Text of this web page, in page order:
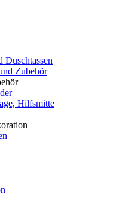
Duschtassen
Zubehör
Hilfsmitte